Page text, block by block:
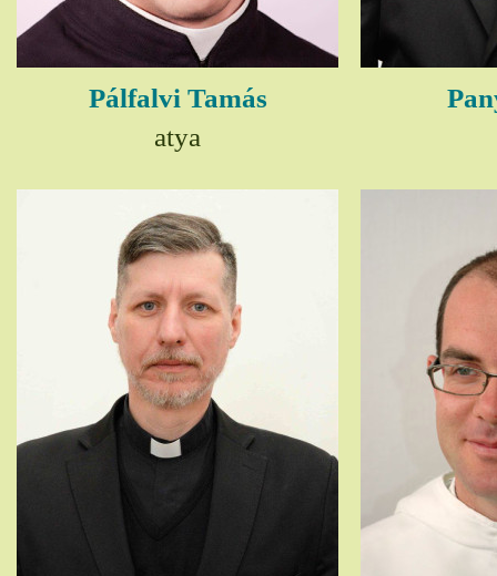
Pálfalvi Tamás
atya